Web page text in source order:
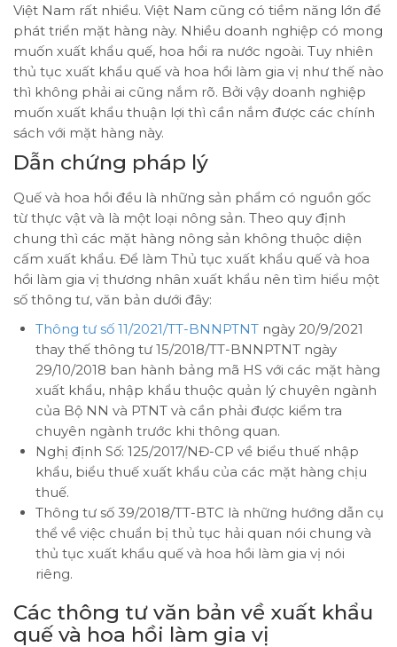
Việt Nam rất nhiều. Việt Nam cũng có tiềm năng lớn để
phát triển mặt hàng này. Nhiều doanh nghiệp có mong
muốn xuất khẩu quế, hoa hồi ra nước ngoài. Tuy nhiên
thủ tục xuất khẩu quế và hoa hồi làm gia vị như thế nào
thì không phải ai cũng nắm rõ. Bởi vậy doanh nghiệp
muốn xuất khẩu thuận lợi thì cần nắm được các chính
sách với mặt hàng này.
Dẫn chứng pháp lý
Quế và hoa hồi đều là những sản phẩm có nguồn gốc
từ thực vật và là một loại nông sản. Theo quy định
chung thì các mặt hàng nông sản không thuộc diện
cấm xuất khẩu. Để làm Thủ tục xuất khẩu quế và hoa
hồi làm gia vị thương nhân xuất khẩu nên tìm hiểu một
số thông tư, văn bản dưới đây:
Thông tư số 11/2021/TT-BNNPTNT ngày 20/9/2021
thay thế thông tư 15/2018/TT-BNNPTNT ngày
29/10/2018 ban hành bảng mã HS với các mặt hàng
xuất khẩu, nhập khẩu thuộc quản lý chuyên ngành
của Bộ NN và PTNT và cần phải được kiểm tra
chuyên ngành trước khi thông quan.
Nghị định Số: 125/2017/NĐ-CP về biểu thuế nhập
khẩu, biểu thuế xuất khẩu của các mặt hàng chịu
thuế.
Thông tư số 39/2018/TT-BTC là những hướng dẫn cụ
thể về việc chuẩn bị thủ tục hải quan nói chung và
thủ tục xuất khẩu quế và hoa hồi làm gia vị nói
riêng.
Các thông tư văn bản về xuất khẩu
quế và hoa hồi làm gia vị